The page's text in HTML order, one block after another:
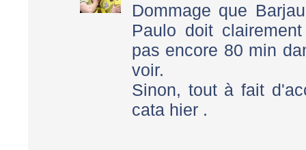
Dommage que
Paulo doit
pas encore 80 min
voir.
Sinon, tout à fait
cata hier .